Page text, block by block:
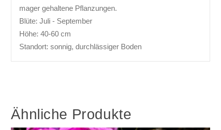
mager gehaltene Pflanzungen.
Blüte: Juli - September
Höhe: 40-60 cm
Standort: sonnig, durchlässiger Boden
Ähnliche Produkte